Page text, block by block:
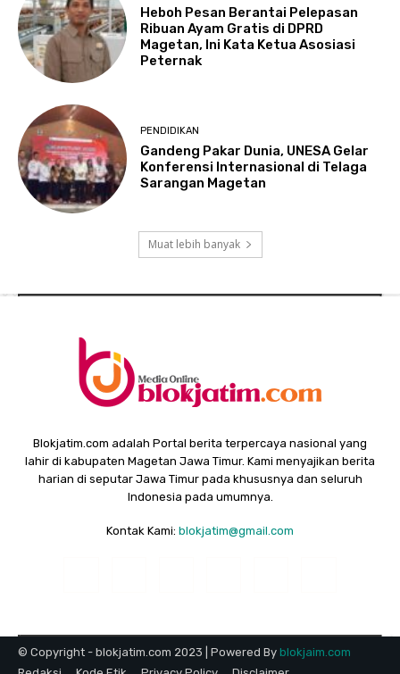
Heboh Pesan Berantai Pelepasan
Ribuan Ayam Gratis di DPRD
Magetan, Ini Kata Ketua Asosiasi
Peternak
PENDIDIKAN
Gandeng Pakar Dunia, UNESA Gelar
Konferensi Internasional di Telaga
Sarangan Magetan
Muat lebih banyak
Blokjatim.com adalah Portal berita terpercaya nasional yang
lahir di kabupaten Magetan Jawa Timur. Kami menyajikan berita
harian di seputar Jawa Timur pada khususnya dan seluruh
Indonesia pada umumnya.
Kontak Kami: blokjatim@gmail.com
© Copyright - blokjatim.com 2023 | Powered By blokjaim.com